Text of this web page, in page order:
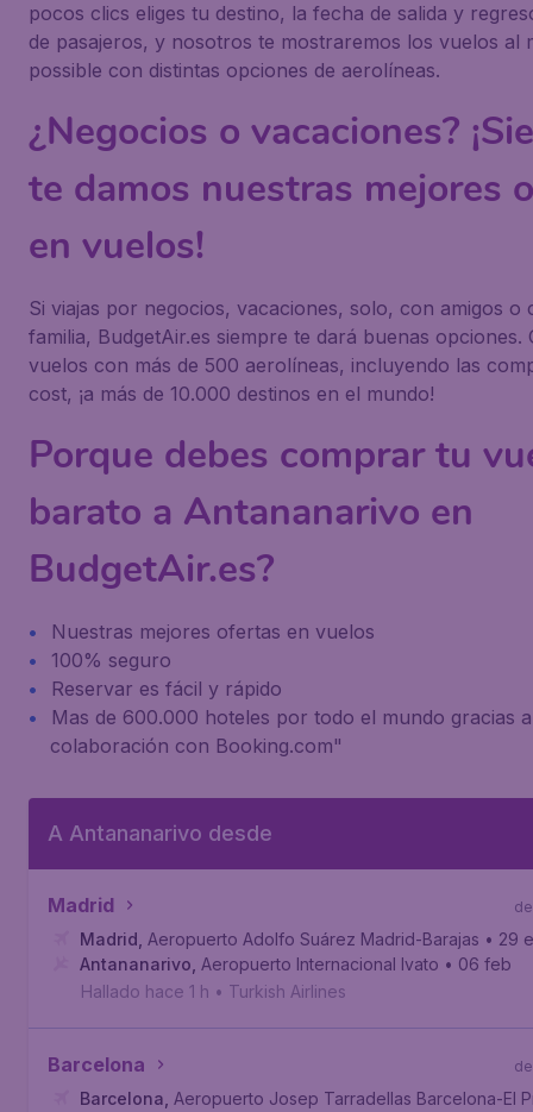
pocos clics eliges tu destino, la fecha de salida y
de pasajeros, y nosotros te mostraremos los vuelos al
possible con distintas opciones de aerolíneas.
¿Negocios o vacaciones?
te damos nuestras mejores
en vuelos!
Si viajas por negocios, vacaciones, solo, con amigos o
familia, BudgetAir.es siempre te dará buenas opciones.
vuelos con más de 500 aerolíneas, incluyendo las
cost, ¡a más de 10.000 destinos en el mundo!
Porque debes comprar tu
barato a Antananarivo en
BudgetAir.es?
Nuestras mejores ofertas en vuelos
100% seguro
Reservar es fácil y rápido
Mas de 600.000 hoteles por todo el mundo gracias
colaboración con Booking.com"
A Antananarivo desde
Madrid
Madrid Aeropuerto Adolfo Suárez Madrid-Barajas • 29
Antananarivo Aeropuerto Internacional Ivato • 06 feb
Hallado hace 1 h • Turkish Airlines
Barcelona
Barcelona Aeropuerto Josep Tarradellas Barcelona-El